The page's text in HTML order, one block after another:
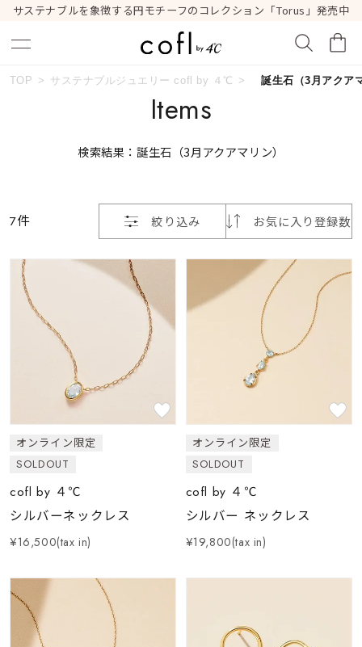
サステナブルを象徴する円モチーフのコレクション「Torus」発売中
キーワードで検索する
人気検索キーワード
#ダイヤモンド ネックレス #eギフト
ブランド cofl by ４℃
カテゴリー すべてのジュエリー
カラー
誕生石
モチーフ
石の色
TOP サステナブルジュエリー cofl by ４℃ 誕生石（3月アクア
Items
検索結果：誕生石（3月アクアマリン）
7件 絞り込み お気に入り登録数
おすすめ順
お気に入り登録数
オンライン限定
SOLDOUT
cofl by ４℃
シルバーネックレス
¥16,500(tax in)
オンライン限定
SOLDOUT
cofl by ４℃
シルバー ネックレス
¥19,800(tax in)